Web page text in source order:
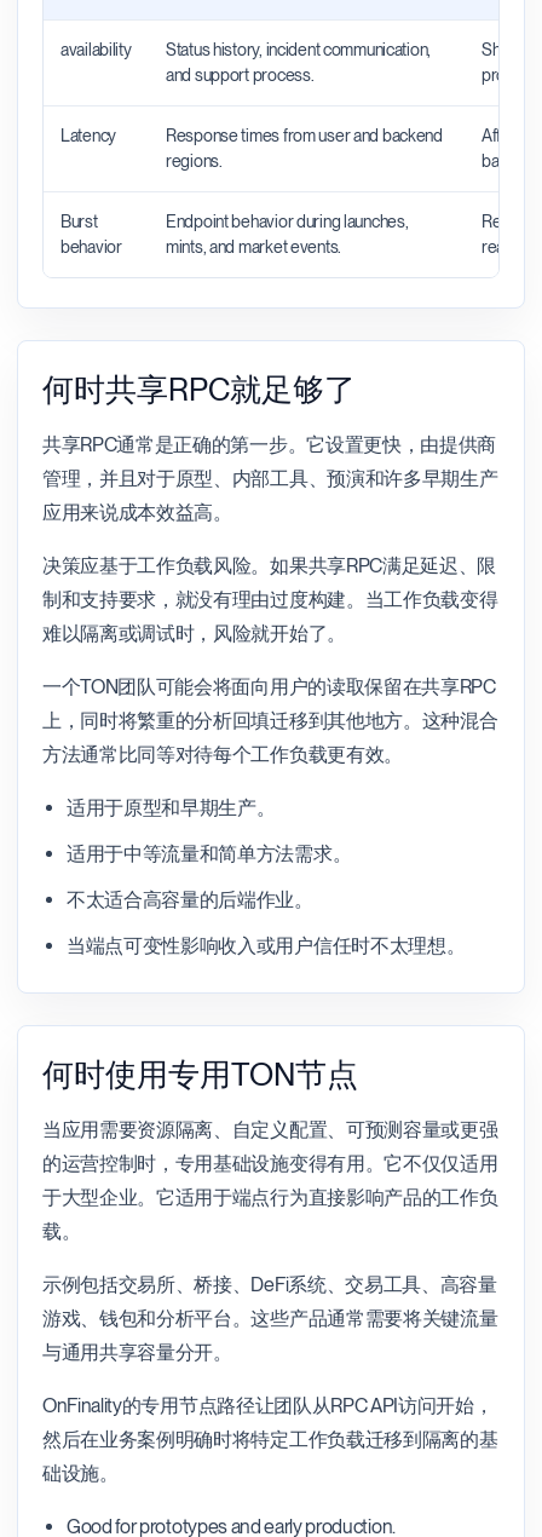
availability
Status history, incident communication,
and support process.
Shows
Latency
Response times from user and backend
regions.
Affects
Burst
behavior
Endpoint behavior during launches,
mints, and market events.
real
何时共享RPC就足够了
共享RPC通常是正确的第一步。它设置更快，由提供商
管理，并且对于原型、内部工具、预演和许多早期生产
应用来说成本效益高。
决策应基于工作负载风险。如果共享RPC满足延迟、限
制和支持要求，就没有理由过度构建。当工作负载变得
难以隔离或调试时，风险就开始了。
一个TON团队可能会将面向用户的读取保留在共享RPC
上，同时将繁重的分析回填迁移到其他地方。这种混合
方法通常比同等对待每个工作负载更有效。
适用于原型和早期生产。
适用于中等流量和简单方法需求。
不太适合高容量的后端作业。
当端点可变性影响收入或用户信任时不太理想。
何时使用专用TON节点
当应用需要资源隔离、自定义配置、可预测容量或更强
的运营控制时，专用基础设施变得有用。它不仅仅适用
于大型企业。它适用于端点行为直接影响产品的工作负
载。
示例包括交易所、桥接、DeFi系统、交易工具、高容量
游戏、钱包和分析平台。这些产品通常需要将关键流量
与通用共享容量分开。
OnFinality的专用节点路径让团队从RPC API访问开始，
然后在业务案例明确时将特定工作负载迁移到隔离的基
础设施。
Good for prototypes and early production.